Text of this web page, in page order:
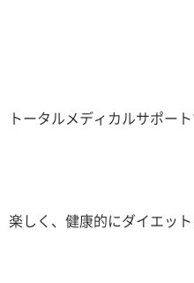
トータルメディカルサポート
楽しく、健康的にダイエッ